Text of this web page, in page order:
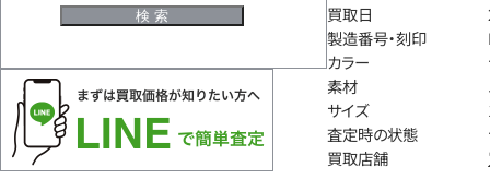
買取日
製造番号・刻印
カラー
素材
サイズ
査定時の状態
買取店舗